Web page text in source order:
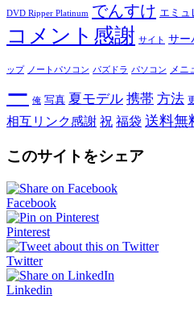
DVD Ripper Platinum でんすけ エミュ
コメント感謝 サイト サー
ップ ノートパソコン パズドラ パソコン メニ
ー 俺 写真 夏モデル 携帯 方法
相互リンク感謝 祝 福袋 送料無
このサイトをシェア
Facebook
Pinterest
Twitter
Linkedin